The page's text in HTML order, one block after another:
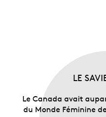
LE
Le Canada avait
du Monde Féminine de